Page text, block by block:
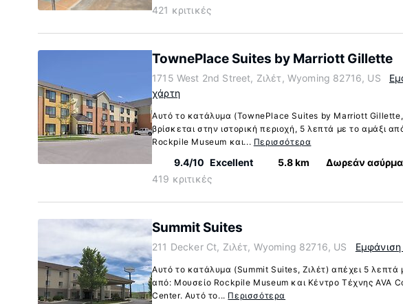
421 κριτικές
TownePlace Suites by Marriott Gillette
1715 West 2nd Street, Ζιλέτ, Wyoming 82716, US
χάρτη
Αυτό το κατάλυμα (TownePlace Suites by Marriott Gillette,
βρίσκεται στην ιστορική περιοχή, 5 λεπτά με το αμάξι
Rockpile Museum και... Περισσότερα
9.4/10 Excellent
419 κριτικές
5.8 km Δωρεάν
Summit Suites
211 Decker Ct, Ζιλέτ, Wyoming 82716, US
Αυτό το κατάλυμα (Summit Suites, Ζιλέτ) απέχει 5 λεπτά
από: Μουσείο Rockpile Museum και Κέντρο Τέχνης AVA
Center. Αυτό το... Περισσότερα